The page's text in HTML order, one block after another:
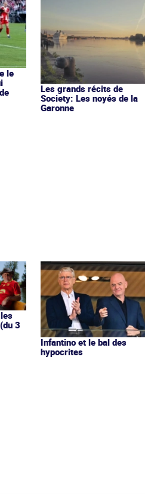
le
Les grands récits de
Society: Les noyés de la
Garonne
3
Infantino et le bal des
hypocrites